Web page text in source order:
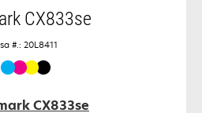
CX833se
#.: 20L8411